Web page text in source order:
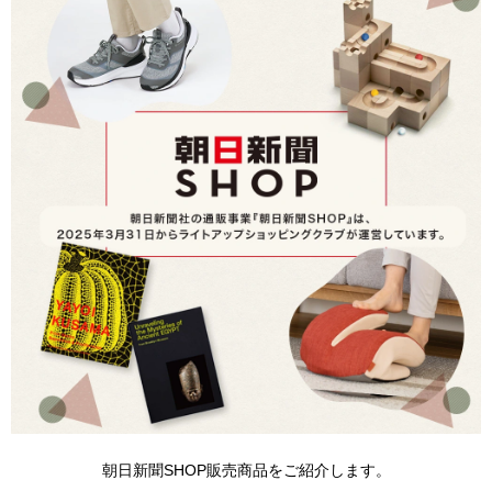
アクセサリー
ジャケット
コート
ブルゾン
トップス
Tシャツ／カッ
ポロシャツ
朝日新聞SHOP販売商品をご紹介します。